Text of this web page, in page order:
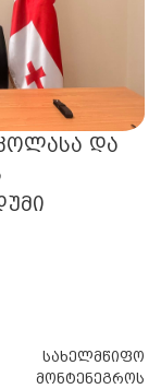
და
მონტენეგროს